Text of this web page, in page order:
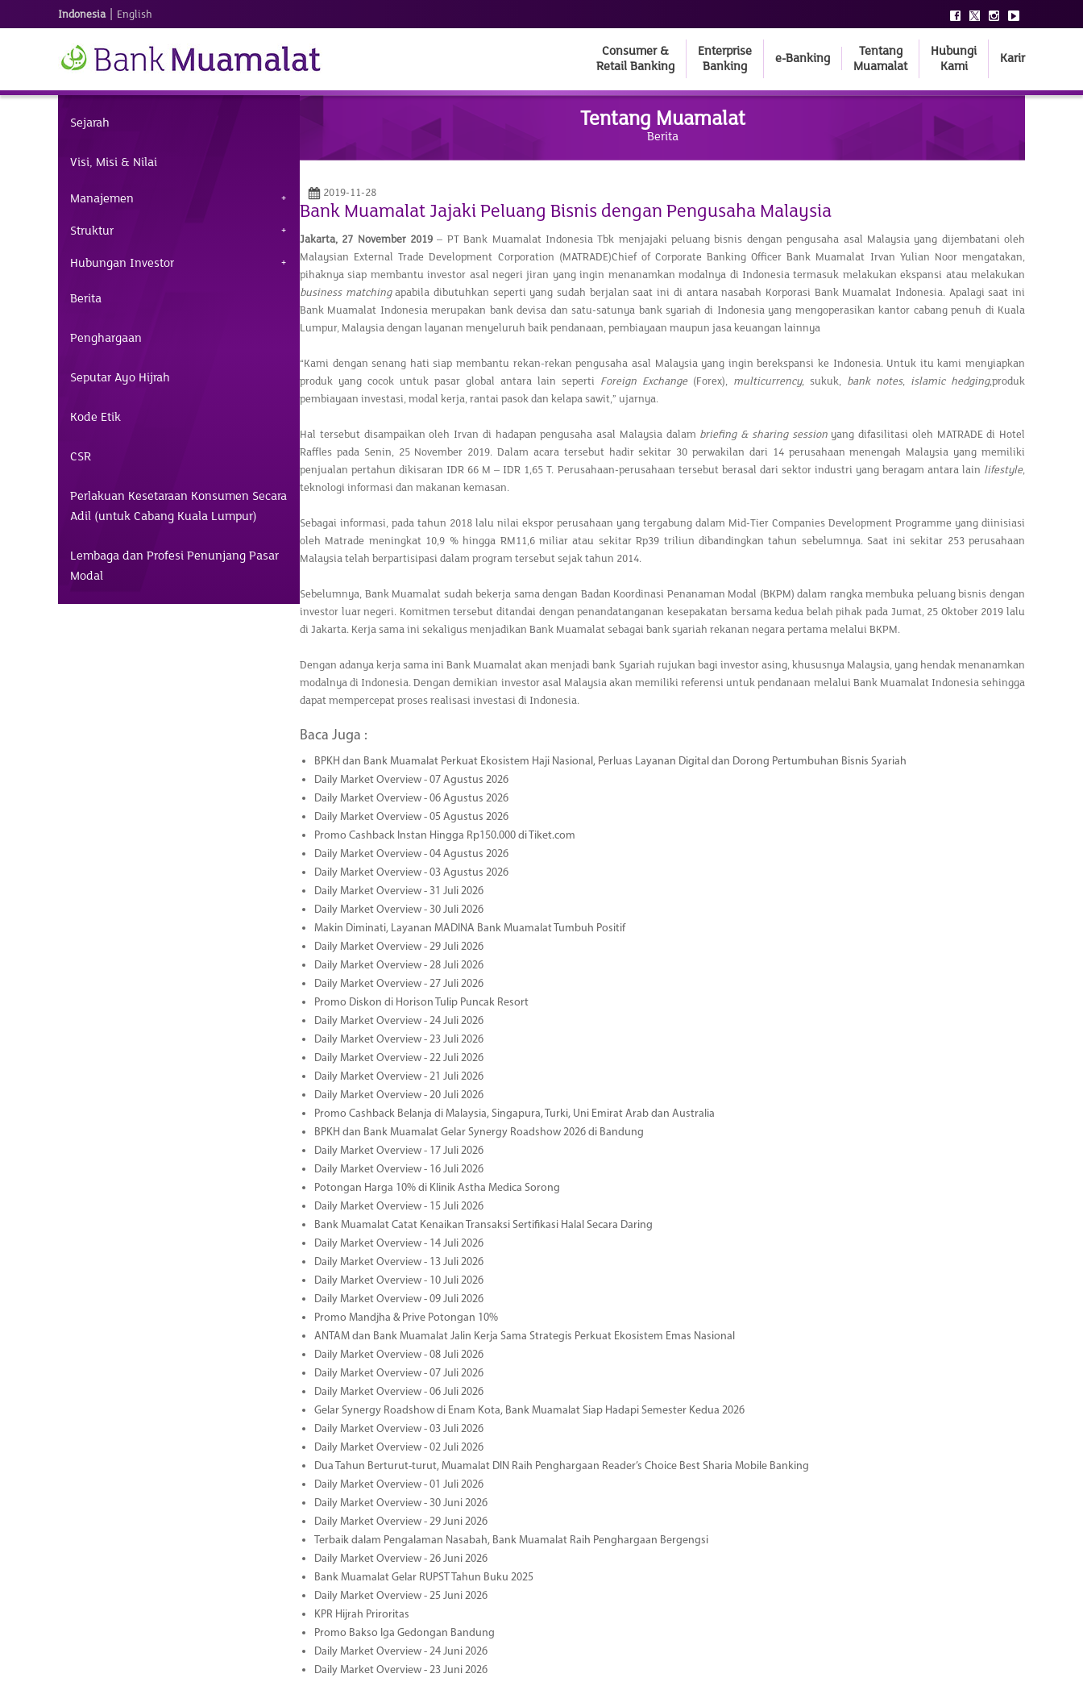
Indonesia | English
Consumer &
Retail Banking
Enterprise
Banking
e-Banking
Tentang
Muamalat
Hubungi
Kami
Karir
Sejarah
Visi, Misi & Nilai
Manajemen
Struktur
Hubungan Investor
Berita
Penghargaan
Seputar Ayo Hijrah
Kode Etik
CSR
Perlakuan Kesetaraan Konsumen Secara
Adil (untuk Cabang Kuala Lumpur)
Lembaga dan Profesi Penunjang Pasar
Modal
Tentang Muamalat
Berita
2019-11-28
Bank Muamalat Jajaki Peluang Bisnis dengan Pengusaha Malaysia
Jakarta, 27 November 2019 – PT Bank Muamalat Indonesia Tbk menjajaki peluang bisnis dengan pengusaha asal Malaysia yang dijembatani oleh
Malaysian External Trade Development Corporation (MATRADE)Chief of Corporate Banking Officer Bank Muamalat Irvan Yulian Noor mengatakan,
pihaknya siap membantu investor asal negeri jiran yang ingin menanamkan modalnya di Indonesia termasuk melakukan ekspansi atau melakukan
business matchingapabila dibutuhkan seperti yang sudah berjalan saat ini di antara nasabah Korporasi Bank Muamalat Indonesia. Apalagi saat ini
Bank Muamalat Indonesia merupakan bank devisa dan satu-satunya bank syariah di Indonesia yang mengoperasikan kantor cabang penuh di Kuala
Lumpur, Malaysia dengan layanan menyeluruh baik pendanaan, pembiayaan maupun jasa keuangan lainnya
“Kami dengan senang hati siap membantu rekan-rekan pengusaha asal Malaysia yang ingin berekspansi ke Indonesia. Untuk itu kami menyiapkan
produk yang cocok untuk pasar global antara lain seperti Foreign Exchange(Forex), multicurrency, sukuk, bank notes, islamic hedging,produk
pembiayaan investasi, modal kerja, rantai pasok dan kelapa sawit,” ujarnya.
Hal tersebut disampaikan oleh Irvan di hadapan pengusaha asal Malaysia dalam briefing & sharing sessionyang difasilitasi oleh MATRADE di Hotel
Raffles pada Senin, 25 November 2019. Dalam acara tersebut hadir sekitar 30 perwakilan dari 14 perusahaan menengah Malaysia yang memiliki
penjualan pertahun dikisaran IDR 66 M – IDR 1,65 T. Perusahaan-perusahaan tersebut berasal dari sektor industri yang beragam antara lain lifestyle,
teknologi informasi dan makanan kemasan.
Sebagai informasi, pada tahun 2018 lalu nilai ekspor perusahaan yang tergabung dalam Mid-Tier Companies Development Programme yang diinisiasi
oleh Matrade meningkat 10,9 % hingga RM11,6 miliar atau sekitar Rp39 triliun dibandingkan tahun sebelumnya. Saat ini sekitar 253 perusahaan
Malaysia telah berpartisipasi dalam program tersebut sejak tahun 2014.
Sebelumnya, Bank Muamalat sudah bekerja sama dengan Badan Koordinasi Penanaman Modal (BKPM) dalam rangka membuka peluang bisnis dengan
investor luar negeri. Komitmen tersebut ditandai dengan penandatanganan kesepakatan bersama kedua belah pihak pada Jumat, 25 Oktober 2019 lalu
di Jakarta. Kerja sama ini sekaligus menjadikan Bank Muamalat sebagai bank syariah rekanan negara pertama melalui BKPM.
Dengan adanya kerja sama ini Bank Muamalat akan menjadi bank Syariah rujukan bagi investor asing, khususnya Malaysia, yang hendak menanamkan
modalnya di Indonesia. Dengan demikian investor asal Malaysia akan memiliki referensi untuk pendanaan melalui Bank Muamalat Indonesia sehingga
dapat mempercepat proses realisasi investasi di Indonesia.
Baca Juga :
BPKH dan Bank Muamalat Perkuat Ekosistem Haji Nasional, Perluas Layanan Digital dan Dorong Pertumbuhan Bisnis Syariah
Daily Market Overview - 07 Agustus 2026
Daily Market Overview - 06 Agustus 2026
Daily Market Overview - 05 Agustus 2026
Promo Cashback Instan Hingga Rp150.000 di Tiket.com
Daily Market Overview - 04 Agustus 2026
Daily Market Overview - 03 Agustus 2026
Daily Market Overview - 31 Juli 2026
Daily Market Overview - 30 Juli 2026
Makin Diminati, Layanan MADINA Bank Muamalat Tumbuh Positif
Daily Market Overview - 29 Juli 2026
Daily Market Overview - 28 Juli 2026
Daily Market Overview - 27 Juli 2026
Promo Diskon di Horison Tulip Puncak Resort
Daily Market Overview - 24 Juli 2026
Daily Market Overview - 23 Juli 2026
Daily Market Overview - 22 Juli 2026
Daily Market Overview - 21 Juli 2026
Daily Market Overview - 20 Juli 2026
Promo Cashback Belanja di Malaysia, Singapura, Turki, Uni Emirat Arab dan Australia
BPKH dan Bank Muamalat Gelar Synergy Roadshow 2026 di Bandung
Daily Market Overview - 17 Juli 2026
Daily Market Overview - 16 Juli 2026
Potongan Harga 10% di Klinik Astha Medica Sorong
Daily Market Overview - 15 Juli 2026
Bank Muamalat Catat Kenaikan Transaksi Sertifikasi Halal Secara Daring
Daily Market Overview - 14 Juli 2026
Daily Market Overview - 13 Juli 2026
Daily Market Overview - 10 Juli 2026
Daily Market Overview - 09 Juli 2026
Promo Mandjha & Prive Potongan 10%
ANTAM dan Bank Muamalat Jalin Kerja Sama Strategis Perkuat Ekosistem Emas Nasional
Daily Market Overview - 08 Juli 2026
Daily Market Overview - 07 Juli 2026
Daily Market Overview - 06 Juli 2026
Gelar Synergy Roadshow di Enam Kota, Bank Muamalat Siap Hadapi Semester Kedua 2026
Daily Market Overview - 03 Juli 2026
Daily Market Overview - 02 Juli 2026
Dua Tahun Berturut-turut, Muamalat DIN Raih Penghargaan Reader’s Choice Best Sharia Mobile Banking
Daily Market Overview - 01 Juli 2026
Daily Market Overview - 30 Juni 2026
Daily Market Overview - 29 Juni 2026
Terbaik dalam Pengalaman Nasabah, Bank Muamalat Raih Penghargaan Bergengsi
Daily Market Overview - 26 Juni 2026
Bank Muamalat Gelar RUPST Tahun Buku 2025
Daily Market Overview - 25 Juni 2026
KPR Hijrah Priroritas
Promo Bakso Iga Gedongan Bandung
Daily Market Overview - 24 Juni 2026
Daily Market Overview - 23 Juni 2026